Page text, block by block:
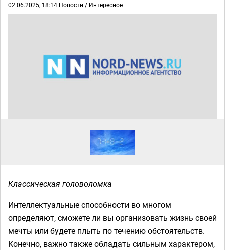
02.06.2025, 18:14 Новости / Интересное
Классическая головоломка
Интеллектуальные способности во многом
определяют, сможете ли вы организовать жизнь своей
мечты или будете плыть по течению обстоятельств.
Конечно, важно также обладать сильным характером,